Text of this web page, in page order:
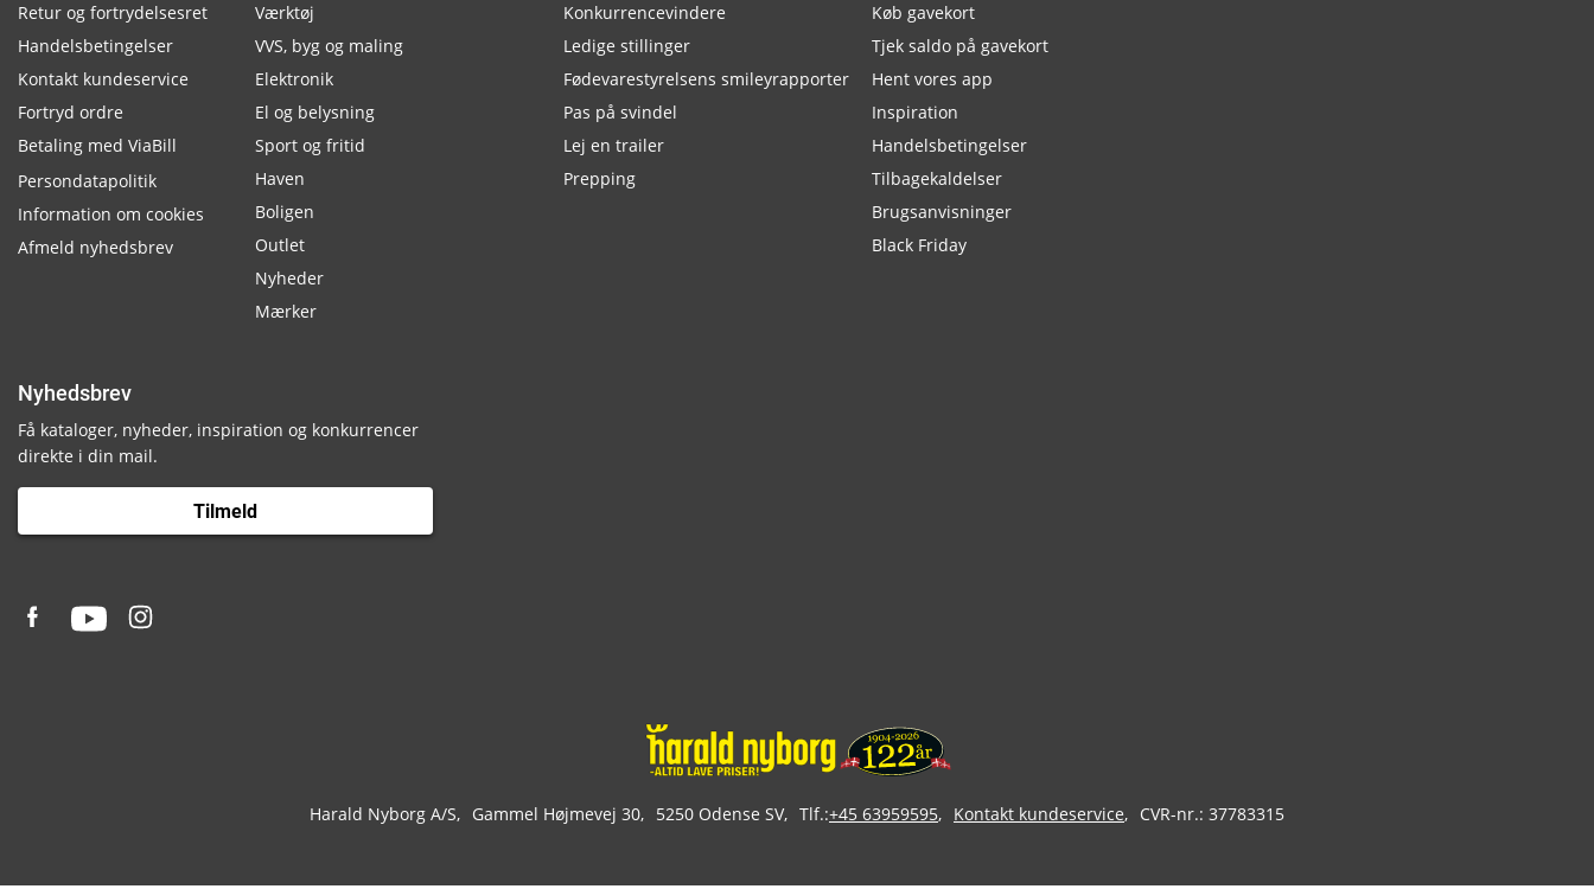
Retur og fortrydelsesret
Handelsbetingelser
Kontakt kundeservice
Fortryd ordre
Betaling med ViaBill
Persondatapolitik
Information om cookies
Afmeld nyhedsbrev
Værktøj
VVS, byg og maling
Elektronik
El og belysning
Sport og fritid
Haven
Boligen
Outlet
Nyheder
Mærker
Konkurrencevindere
Ledige stillinger
Fødevarestyrelsens smileyrapporter
Pas på svindel
Lej en trailer
Prepping
Køb gavekort
Tjek saldo på gavekort
Hent vores app
Inspiration
Handelsbetingelser
Tilbagekaldelser
Brugsanvisninger
Black Friday
Nyhedsbrev
Få kataloger, nyheder, inspiration og konkurrencer
direkte i din mail.
Tilmeld
Harald Nyborg A/S Gammel Højmevej 30 5250 Odense SV Tlf.:+45 63959595 Kontakt kundeservice CVR-nr.: 37783315